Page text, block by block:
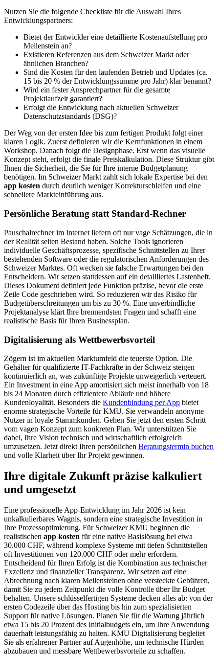
Nutzen Sie die folgende Checkliste für die Auswahl Ihres
Entwicklungspartners:
Bietet der Entwickler eine detaillierte Kostenaufstellung pro
Meilenstein an?
Existieren Referenzen aus dem Schweizer Markt oder
ähnlichen Branchen?
Sind die Kosten für den laufenden Betrieb und Updates (ca.
15 bis 20 % der Entwicklungssumme pro Jahr) klar benannt?
Wird ein fester Ansprechpartner für die gesamte
Projektlaufzeit garantiert?
Erfolgt die Entwicklung nach aktuellen Schweizer
Datenschutzstandards (DSG)?
Der Weg von der ersten Idee bis zum fertigen Produkt folgt einer
klaren Logik. Zuerst definieren wir die Kernfunktionen in einem
Workshop. Danach folgt die Designphase. Erst wenn das visuelle
Konzept steht, erfolgt die finale Preiskalkulation. Diese Struktur gibt
Ihnen die Sicherheit, die Sie für Ihre interne Budgetplanung
benötigen. Im Schweizer Markt zahlt sich lokale Expertise bei den
app kosten durch deutlich weniger Korrekturschleifen und eine
schnellere Markteinführung aus.
Persönliche Beratung statt Standard-Rechner
Pauschalrechner im Internet liefern oft nur vage Schätzungen, die in
der Realität selten Bestand haben. Solche Tools ignorieren
individuelle Geschäftsprozesse, spezifische Schnittstellen zu Ihrer
bestehenden Software oder die regulatorischen Anforderungen des
Schweizer Marktes. Oft wecken sie falsche Erwartungen bei den
Entscheidern. Wir setzen stattdessen auf ein detailliertes Lastenheft.
Dieses Dokument definiert jede Funktion präzise, bevor die erste
Zeile Code geschrieben wird. So reduzieren wir das Risiko für
Budgetüberschreitungen um bis zu 30 %. Eine unverbindliche
Projektanalyse klärt Ihre brennendsten Fragen und schafft eine
realistische Basis für Ihren Businessplan.
Digitalisierung als Wettbewerbsvorteil
Zögern ist im aktuellen Marktumfeld die teuerste Option. Die
Gehälter für qualifizierte IT-Fachkräfte in der Schweiz steigen
kontinuierlich an, was zukünftige Projekte unweigerlich verteuert.
Ein Investment in eine App amortisiert sich meist innerhalb von 18
bis 24 Monaten durch effizientere Abläufe und höhere
Kundenloyalität. Besonders die Kundenbindung per App bietet
enorme strategische Vorteile für KMU. Sie verwandeln anonyme
Nutzer in loyale Stammkunden. Gehen Sie jetzt den ersten Schritt
vom vagen Konzept zum konkreten Plan. Wir unterstützen Sie
dabei, Ihre Vision technisch und wirtschaftlich erfolgreich
umzusetzen. Jetzt direkt Ihren persönlichen Beratungstermin buchen
und volle Klarheit über Ihr Projekt gewinnen.
Ihre digitale Zukunft präzise kalkuliert
und umgesetzt
Eine professionelle App-Entwicklung im Jahr 2026 ist kein
unkalkulierbares Wagnis, sondern eine strategische Investition in
Ihre Prozessoptimierung. Für Schweizer KMU beginnen die
realistischen app kosten für eine native Basislösung bei etwa
30.000 CHF, während komplexe Systeme mit tiefen Schnittstellen
oft Investitionen von 120.000 CHF oder mehr erfordern.
Entscheidend für Ihren Erfolg ist die Kombination aus technischer
Exzellenz und finanzieller Transparenz. Wir setzen auf eine
Abrechnung nach klaren Meilensteinen ohne versteckte Gebühren,
damit Sie zu jedem Zeitpunkt die volle Kontrolle über Ihr Budget
behalten. Unsere schlüsselfertigen Systeme decken alles ab: von der
ersten Codezeile über das Hosting bis hin zum spezialisierten
Support für native Lösungen. Planen Sie für die Wartung jährlich
etwa 15 bis 20 Prozent des Initialbudgets ein, um Ihre Anwendung
dauerhaft leistungsfähig zu halten. KMU Digitalisierung begleitet
Sie als erfahrener Partner auf Augenhöhe, um technische Hürden
abzubauen und messbare Wettbewerbsvorteile zu schaffen.